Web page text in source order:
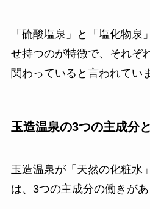
「硫酸塩泉」と「塩化物
せ持つのが特徴で、それぞ
関わっていると言われてい
玉造温泉の3つの主成分
玉造温泉が「天然の化粧水
は、3つの主成分の働きが